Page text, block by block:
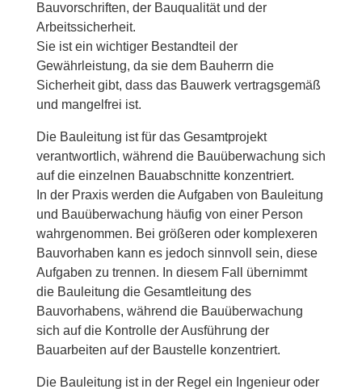
Bauvorschriften, der Bauqualität und der
Arbeitssicherheit.
Sie ist ein wichtiger Bestandteil der
Gewährleistung, da sie dem Bauherrn die
Sicherheit gibt, dass das Bauwerk vertragsgemäß
und mangelfrei ist.
Die Bauleitung ist für das Gesamtprojekt
verantwortlich, während die Bauüberwachung sich
auf die einzelnen Bauabschnitte konzentriert.
In der Praxis werden die Aufgaben von Bauleitung
und Bauüberwachung häufig von einer Person
wahrgenommen. Bei größeren oder komplexeren
Bauvorhaben kann es jedoch sinnvoll sein, diese
Aufgaben zu trennen. In diesem Fall übernimmt
die Bauleitung die Gesamtleitung des
Bauvorhabens, während die Bauüberwachung
sich auf die Kontrolle der Ausführung der
Bauarbeiten auf der Baustelle konzentriert.
Die Bauleitung ist in der Regel ein Ingenieur oder